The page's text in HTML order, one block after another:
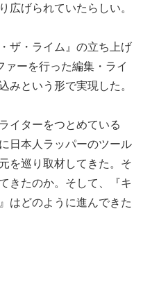
広げられていたらしい。
ザ・ライム』の立ち上げ
ーを行った編集・ライ
みという形で実現した。
イターをつとめている
日本人ラッパーのツール
を巡り取材してきた。そ
きたのか。そして、『キ
はどのように進んできた